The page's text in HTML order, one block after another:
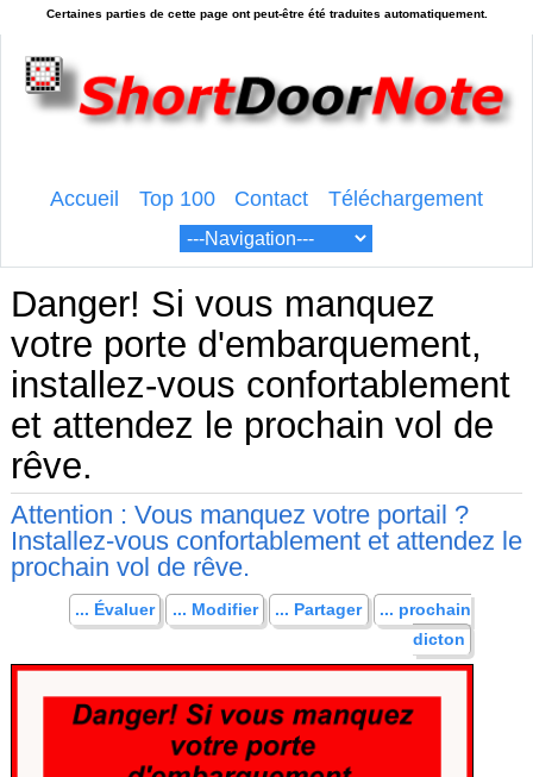
Accueil Top 100 Contact Téléchargement
Danger! Si vous manquez
votre porte d'embarquement,
installez-vous confortablement
et attendez le prochain vol de
rêve.
Attention : Vous manquez votre portail ?
Installez-vous confortablement et attendez le
prochain vol de rêve.
... Évaluer ... Modifier ... Partager
... prochain
dicton